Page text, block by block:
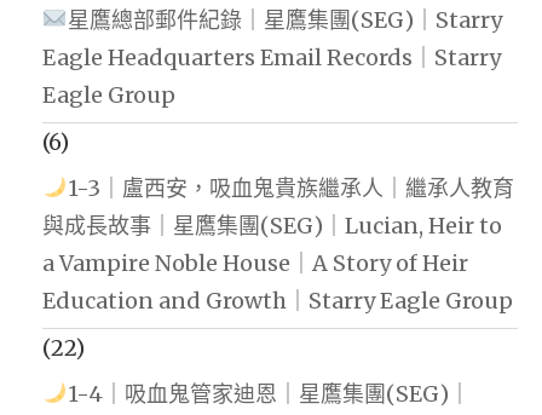
星鷹總部郵件紀錄｜星鷹集團(SEG)｜Starry
Eagle Headquarters Email Records｜Starry
Eagle Group
(6)
1-3｜盧西安，吸血鬼貴族繼承人｜繼承人教育
與成長故事｜星鷹集團(SEG)｜Lucian, Heir to
a Vampire Noble House｜A Story of Heir
Education and Growth｜Starry Eagle Group
(22)
1-4｜吸血鬼管家迪恩｜星鷹集團(SEG)｜